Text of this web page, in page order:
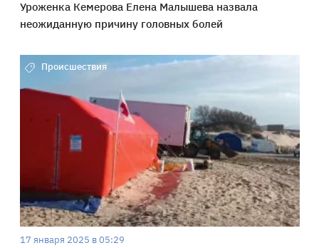
Уроженка Кемерова Елена Малышева назвала
неожиданную причину головных болей
Происшествия
17 января 2025 в 05:29